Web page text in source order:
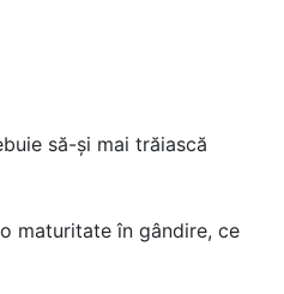
să-și mai trăiască
maturitate în gândire, ce